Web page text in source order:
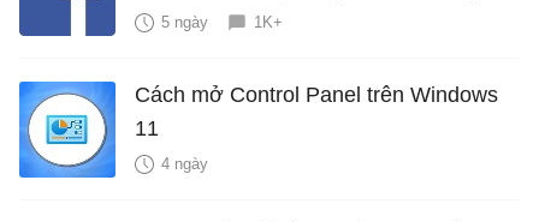
5 ngày 1K+
Cách mở Control Panel trên Windows
11
4 ngày